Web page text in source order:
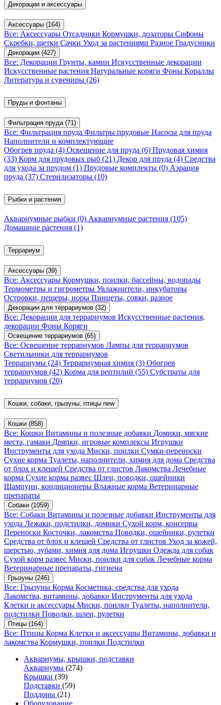
Декорации и аксессуары
Аксессуары (164)
Все: Аксессуары Отсадники Кормушки, дозаторы Сифоны
Скребки, щетки Сачки Уход за растениями Разное Градусники
Декорации (427)
Все: Декорации Грунты, камни Искусственные декорации
Искусственные растения Натуральные коряги Фоны Кораллы
Литература и сувениры (26)
Пруды и фонтаны
Фильтрация пруда (71)
Все: Фильтрация пруда Фильтры прудовые Насосы для пруда
Наполнители и комплектующие
Обогрев пруда (4) Освещение для пруда (6) Прудовая химия
(33) Корм для прудовых рыб (21) Декор для пруда (4) Средства
для ухода за прудом (1) Прудовые комплекты (0) Аэрация
пруда (37) Стерилизаторы (10)
Рыбки и растения
Аквариумные рыбки (0) Аквариумные растения (105)
Домашние растения (1)
Террариум
Аксессуары (39)
Все: Аксессуары Кормушки, поилки, бассейны, водопады
Термометры и гигрометры Увлажнители, инкубаторы
Островки, пещеры, норы Пинцеты, совки, разное
Декорации для террариумов (32)
Все: Декорации для террариумов Искусственные растения,
декорации Фоны Коряги
Освещение террариумов (65)
Все: Освещение террариумов Лампы для террариумов
Светильники для террариумов
Террариумы (24) Террариумная химия (3) Обогрев
террариумов (42) Корма для рептилий (55) Субстраты для
террариумов (20)
Кошки, собаки, грызуны, птицы new
Кошки (858)
Все: Кошки Витамины и полезные добавки Домики, мягкие
места, гамаки Дряпки, игровые комплексы Игрушки
Инструменты для ухода Миски, поилки Сумки-переноски
Сухие корма Туалеты, наполнители, химия для дома Средства
от блох и клещей Средства от глистов Лакомства Лечебные
корма Сухие корма развес Шлеи, поводки, ошейники
Шампуни, кондиционеры Влажные корма Ветеринарные
препараты
Собаки (1059)
Все: Собаки Витамины и полезные добавки Инструменты для
ухода Лежаки, подстилки, домики Сухой корм, консервы
Переноски Косточки, лакомства Поводки, ошейники, рулетки
Средства от блох и клещей Средства от глистов Уход за кожей,
шерстью, зубами, химия для дома Игрушки Одежда для собак
Сухой корм развес Миски, поилки для собак Лечебные корма
Ветеринарные препараты, гигиена
Грызуны (246)
Все: Грызуны Корма Косметика, средства для ухода
Лакомства, витамины, добавки Инструменты для ухода
Клетки и аксессуары Миски, поилки Туалеты, наполнители,
подстилки Поводки, шлеи, рулетки
Птицы (164)
Все: Птицы Корма Клетки и аксессуары Витамины, добавки и
лакомства Кормушки, поилки Подстилки
Аквариумы, крышки, подставки
Аквариумы (274)
Крышки (39)
Подставки (59)
Поддоны (21)
Оборудование